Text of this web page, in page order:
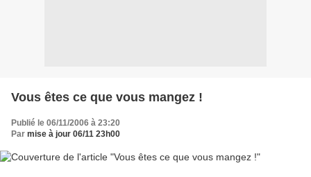
Vous êtes ce que vous mangez !
Publié le 06/11/2006 à 23:20
Par mise à jour 06/11 23h00